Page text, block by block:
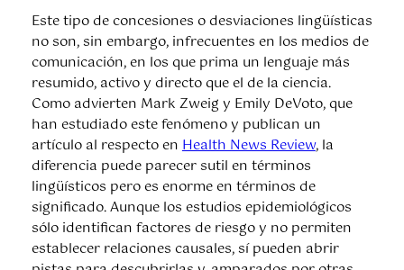
Este tipo de concesiones o desviaciones lingüísticas
no son, sin embargo, infrecuentes en los medios de
comunicación, en los que prima un lenguaje más
resumido, activo y directo que el de la ciencia.
Como advierten Mark Zweig y Emily DeVoto, que
han estudiado este fenómeno y publican un
artículo al respecto enHealth News Review, la
diferencia puede parecer sutil en términos
lingüísticos pero es enorme en términos de
significado. Aunque los estudios epidemiológicos
sólo identifican factores de riesgo y no permiten
establecer relaciones causales, sí pueden abrir